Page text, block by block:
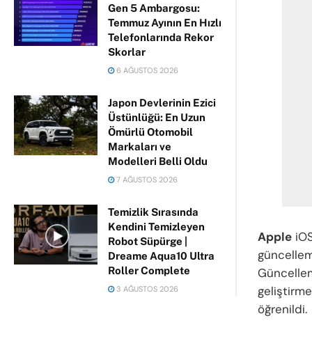
Gen 5 Ambargosu:
Temmuz Ayının En Hızlı
Telefonlarında Rekor
Skorlar
6 AĞUSTOS 2026
Japon Devlerinin Ezici
Üstünlüğü: En Uzun
Ömürlü Otomobil
Markaları ve
Modelleri Belli Oldu
7 AĞUSTOS 2026
Temizlik Sırasında
Kendini Temizleyen
Robot Süpürge |
Dreame Aqua10 Ultra
Roller Complete
3 AĞUSTOS 2026
Apple
öğrenildi.